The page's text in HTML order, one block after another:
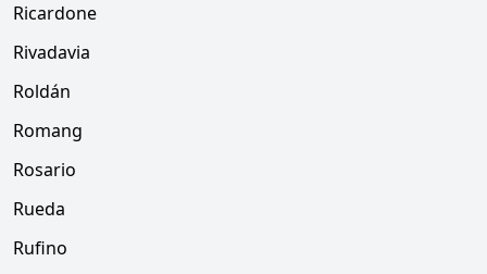
Ricardone
Rivadavia
Roldán
Romang
Rosario
Rueda
Rufino